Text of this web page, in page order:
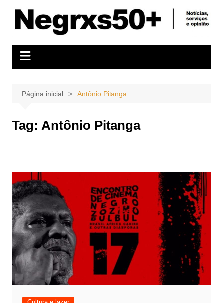
conteúdo
Página inicial Antônio Pitanga
Tag: Antônio Pitanga